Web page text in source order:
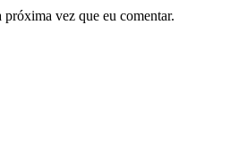
próxima vez que eu comentar.